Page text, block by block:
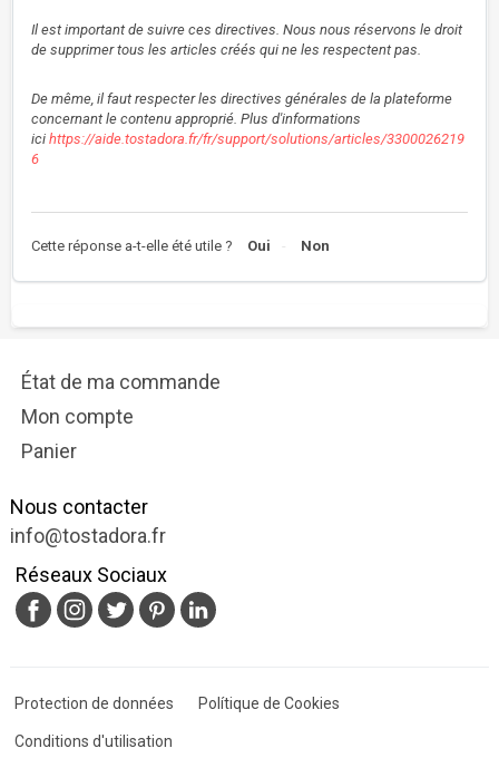
Il est important de suivre ces directives. Nous nous réservons le droit
de supprimer tous les articles créés qui ne les respectent pas.
De même, il faut respecter les directives générales de la plateforme
concernant le contenu approprié. Plus d'informations
ici https://aide.tostadora.fr/fr/support/solutions/articles/3300026219
6
Cette réponse a-t-elle été utile ? Oui Non
État de ma commande
Mon compte
Panier
Nous contacter
info@tostadora.fr
Réseaux Sociaux
Protection de données Polítique de Cookies
Conditions d'utilisation